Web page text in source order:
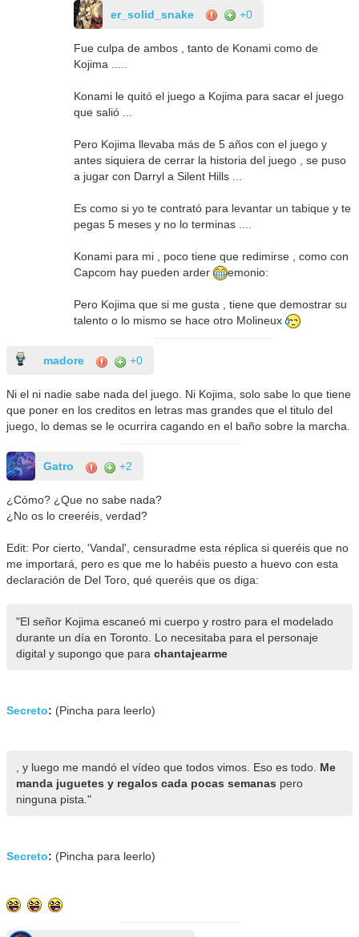
er_solid_snake +0
Fue culpa de ambos , tanto de Konami como de
Kojima .....
Konami le quitó el juego a Kojima para sacar el juego
que salió ...
Pero Kojima llevaba más de 5 años con el juego y
antes siquiera de cerrar la historia del juego , se puso
a jugar con Darryl a Silent Hills ...
Es como si yo te contrató para levantar un tabique y te
pegas 5 meses y no lo terminas ....
Konami para mi , poco tiene que redimirse , como con
Capcom hay pueden arder
emonio:
Pero Kojima que si me gusta , tiene que demostrar su
talento o lo mismo se hace otro Molineux
madore +0
Ni el ni nadie sabe nada del juego. Ni Kojima, solo sabe lo que tiene
que poner en los creditos en letras mas grandes que el titulo del
juego, lo demas se le ocurrira cagando en el baño sobre la marcha.
Gatro +2
¿Cómo? ¿Que no sabe nada?
¿No os lo creeréis, verdad?
Edit: Por cierto, 'Vandal', censuradme esta réplica si queréis que no
me importará, pero es que me lo habéis puesto a huevo con esta
declaración de Del Toro, qué queréis que os diga:
"El señor Kojima escaneó mi cuerpo y rostro para el modelado
durante un día en Toronto. Lo necesitaba para el personaje
digital y supongo que para chantajearme
Secreto: (Pincha para leerlo)
, y luego me mandó el vídeo que todos vimos. Eso es todo. Me
manda juguetes y regalos cada pocas semanas pero
ninguna pista."
Secreto: (Pincha para leerlo)